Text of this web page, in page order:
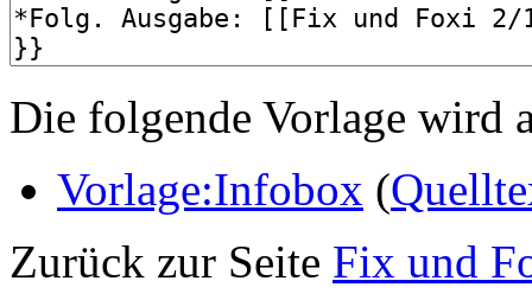
Die folgende Vorlage wird
Vorlage:Infobox (
Zurück zur Seite Fix und